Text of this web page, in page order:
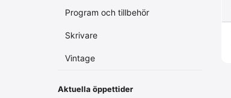
Program och tillbehör
Skrivare
Vintage
Aktuella öppettider